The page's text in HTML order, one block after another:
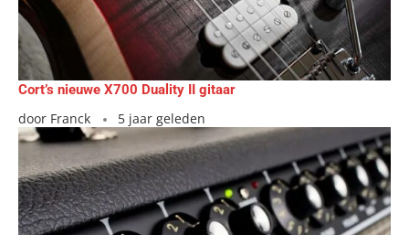
Cort’s nieuwe X700 Duality II gitaar
door Franck 5 jaar geleden